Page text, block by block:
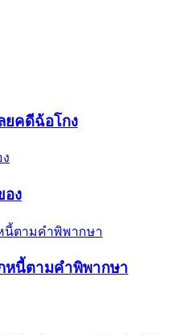
ยคดีฉ้อโกง
อง
หนี้ตามคำพิพากษา